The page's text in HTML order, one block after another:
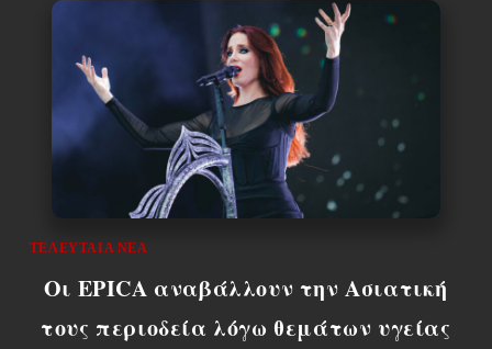
ΤΕΛΕΥΤΑΊΑ ΝΈΑ
Οι EPICA αναβάλλουν την Ασιατική
τους περιοδεία λόγω θεμάτων υγείας